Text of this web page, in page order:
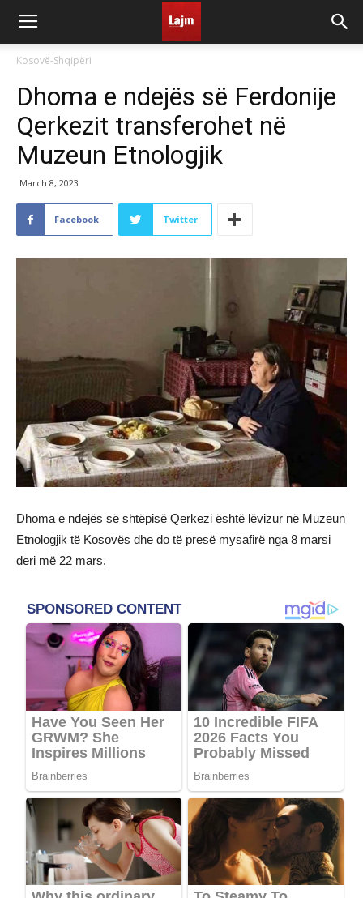
Kosovë-Shqipëri
Dhoma e ndejës së Ferdonije
Qerkezit transferohet në
Muzeun Etnologjik
March 8, 2023
Facebook Twitter
Dhoma e ndejës së shtëpisë Qerkezi është lëvizur në Muzeun
Etnologjik të Kosovës dhe do të presë mysafirë nga 8 marsi
deri më 22 mars.